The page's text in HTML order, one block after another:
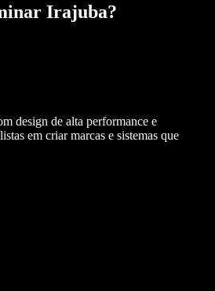
Irajuba?
design de alta performance e
em criar marcas e sistemas que